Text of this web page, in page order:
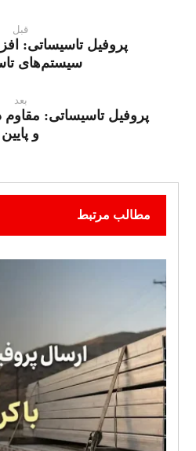
قبل
پروفیل تاسیساتی:
سیستم‌های
بعد
پروفیل تاسیساتی: مقاوم
و پایین
مطالب مرتبط